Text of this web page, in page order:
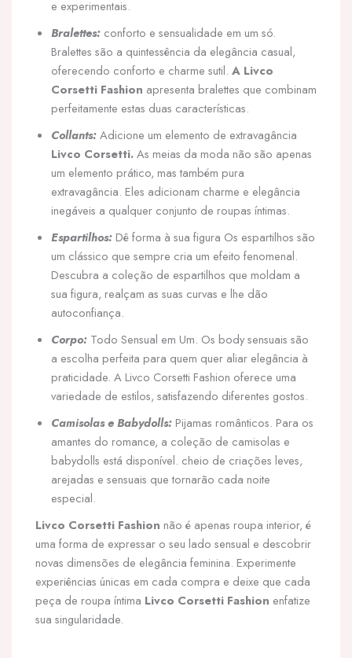
e experimentais.
Bralettes: conforto e sensualidade em um só.
Bralettes são a quintessência da elegância casual,
oferecendo conforto e charme sutil. A Livco
Corsetti Fashion apresenta bralettes que combinam
perfeitamente estas duas características.
Collants:Adicione um elemento de extravagância
Livco Corsetti.As meias da moda não são apenas
um elemento prático, mas também pura
extravagância. Eles adicionam charme e elegância
inegáveis a qualquer conjunto de roupas íntimas.
Espartilhos: Dê forma à sua figura Os espartilhos são
um clássico que sempre cria um efeito fenomenal.
Descubra a coleção de espartilhos que moldam a
sua figura, realçam as suas curvas e lhe dão
autoconfiança.
Corpo: Todo Sensual em Um. Os body sensuais são
a escolha perfeita para quem quer aliar elegância à
praticidade. A Livco Corsetti Fashion oferece uma
variedade de estilos, satisfazendo diferentes gostos.
Camisolas e Babydolls: Pijamas românticos. Para os
amantes do romance, a coleção de camisolas e
babydolls está disponível. cheio de criações leves,
arejadas e sensuais que tornarão cada noite
especial.
Livco Corsetti Fashion não é apenas roupa interior, é
uma forma de expressar o seu lado sensual e descobrir
novas dimensões de elegância feminina. Experimente
experiências únicas em cada compra e deixe que cada
peça de roupa íntima Livco Corsetti Fashion enfatize
sua singularidade.